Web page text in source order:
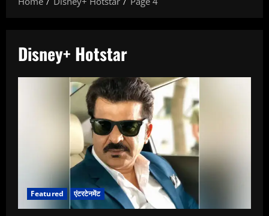
Disney+ Hotstar
Featured एंटरटेनमेंट